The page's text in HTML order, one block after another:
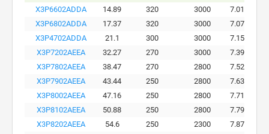
X3P6602ADDA 14.89 320 3000 7.01
X3P6802ADDA
17.37 320 3000 7.07
X3P4702ADDA
21.1 300 3000 7.15
X3P7202AEEA
32.27 270 3000 7.39
X3P7802AEEA
38.47 270 2800 7.52
X3P7902AEEA
43.44 250 2800 7.63
X3P8002AEEA
47.16 250 2800 7.71
X3P8102AEEA
50.88 250 2800 7.79
X3P8202AEEA
54.6 250 2300 7.87